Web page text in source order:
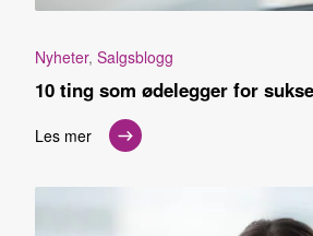
Nyheter, Salgsblogg
10 ting som ødelegger for
Les mer